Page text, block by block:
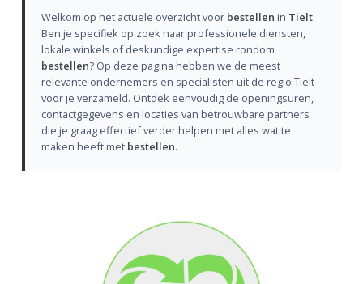
Welkom op het actuele overzicht voor bestellen in Tielt.
Ben je specifiek op zoek naar professionele diensten,
lokale winkels of deskundige expertise rondom
bestellen? Op deze pagina hebben we de meest
relevante ondernemers en specialisten uit de regio Tielt
voor je verzameld. Ontdek eenvoudig de openingsuren,
contactgegevens en locaties van betrouwbare partners
die je graag effectief verder helpen met alles wat te
maken heeft met bestellen.